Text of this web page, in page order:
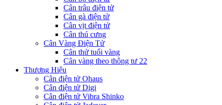
Cân trâu điện tử
Cân gà điện tử
Cân vịt điện tử
Cân thú cưng
Cân Vàng Điện Tử
Cân thử tuổi vàng
Cân vàng theo thông tư 22
Thương Hiệu
Cân điện tử Ohaus
Cân điện tử Digi
Cân điện tử Vibra Shinko